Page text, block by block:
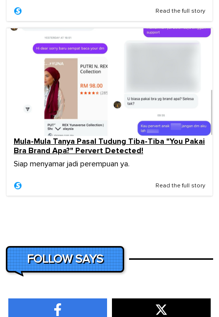
Read the full story
Mula-Mula Tanya Pasal Tudung Tiba-Tiba "You Pakai
Bra Brand Apa?" Pervert Detected!
Siap menyamar jadi perempuan ya.
Read the full story
FOLLOW SAYS